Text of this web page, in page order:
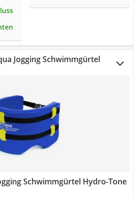
Jogging Schwimmgürtel
Schwimmgürtel Hydro-Tone